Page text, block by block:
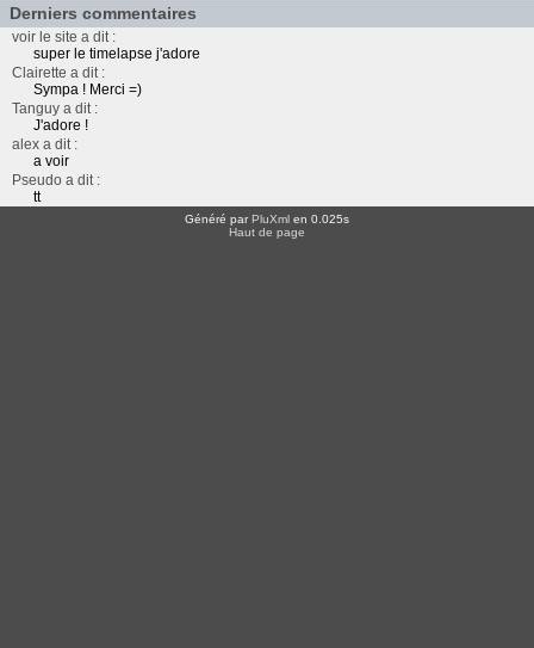
Derniers commentaires
voir le site a dit :
super le timelapse j'adore
Clairette a dit :
Sympa ! Merci =)
Tanguy a dit :
J'adore !
alex a dit :
a voir
Pseudo a dit :
tt
Généré parPluXml en 0.025s
Haut de page